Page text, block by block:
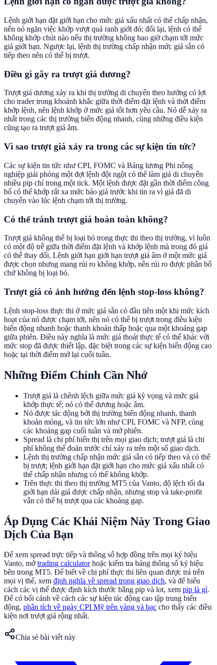
Lệnh giới hạn đặt giới hạn cho mức giá xấu nhất có thể chấp nhận,
nên nó ngăn việc khớp vượt quá ranh giới đó; đổi lại, lệnh có thể
không khớp chút nào nếu thị trường không bao giờ chạm tới mức
giá giới hạn. Ngược lại, lệnh thị trường chấp nhận mức giá sẵn có
tiếp theo nên có thể bị trượt.
Điều gì gây ra trượt giá dương?
Trượt giá dương xảy ra khi thị trường di chuyển theo hướng có lợi
cho trader trong khoảnh khắc giữa thời điểm đặt lệnh và thời điểm
khớp lệnh, nên lệnh khớp ở mức giá tốt hơn yêu cầu. Nó dễ xảy ra
nhất trong các thị trường biến động nhanh, cùng những điều kiện
cũng tạo ra trượt giá âm.
Vì sao trượt giá xảy ra trong các sự kiện tin tức?
Các sự kiện tin tức như CPI, FOMC và Bảng lương Phi nông
nghiệp giải phóng một đợt lệnh đột ngột có thể làm giá di chuyển
nhiều pip chỉ trong một tick. Một lệnh được đặt gần thời điểm công
bố có thể khớp rất xa mức báo giá trước khi tin ra vì giá đã di
chuyển vào lúc lệnh chạm tới thị trường.
Có thể tránh trượt giá hoàn toàn không?
Trượt giá không thể bị loại bỏ trong thực thi theo thị trường, vì luôn
có một độ trễ giữa thời điểm đặt lệnh và khớp lệnh mà trong đó giá
có thể thay đổi. Lệnh giới hạn giới hạn trượt giá âm ở một mức giá
được chọn nhưng mang rủi ro không khớp, nên rủi ro được phân bổ
chứ không bị loại bỏ.
Trượt giá có ảnh hưởng đến lệnh stop-loss không?
Lệnh stop-loss thực thi ở mức giá sẵn có đầu tiên một khi mức kích
hoạt của nó được chạm tới, nên nó có thể bị trượt trong điều kiện
biến động nhanh hoặc thanh khoản thấp hoặc qua một khoảng gap
giữa phiên. Điều này nghĩa là mức giá thoát thực tế có thể khác với
mức stop đã được thiết lập, đặc biệt trong các sự kiện biến động cao
hoặc tại thời điểm mở lại cuối tuần.
Những Điểm Chính Cần Nhớ
Trượt giá là chênh lệch giữa mức giá kỳ vọng và mức giá
khớp thực tế; nó có thể dương hoặc âm.
Nó được tác động bởi thị trường biến động nhanh, thanh
khoản mỏng, và tin tức lớn như CPI, FOMC và NFP, cùng
các khoảng gap cuối tuần và mở phiên.
Spread là chi phí hiển thị trên mọi giao dịch; trượt giá là chi
phí không thể đoán trước chỉ xảy ra trên một số giao dịch.
Lệnh thị trường chấp nhận mức giá sẵn có tiếp theo và có thể
bị trượt; lệnh giới hạn đặt giới hạn cho mức giá xấu nhất có
thể chấp nhận nhưng có thể không khớp.
Trên thực thi theo thị trường MT5 của Vanto, độ lệch tối đa
giới hạn dải giá được chấp nhận, nhưng stop và take-profit
vẫn có thể bị trượt qua các khoảng gap.
Áp Dụng Các Khái Niệm Này Trong Giao
Dịch Của Bạn
Để xem spread trực tiếp và thông số hợp đồng trên mọi ký hiệu
Vanto, mởtrading calculatorhoặc kiểm tra bảng thông số ký hiệu
bên trong MT5. Để biết về chi phí thực thi liên quan được trả trên
mọi vị thế, xem định nghĩa về spread trong giao dịch, và để hiểu
cách các vị thế được định kích thước bằng pip và lot, xem pip là gì.
Để có bối cảnh về cách các sự kiện tác động cao tập trung biến
động, phân tích về ngày CPI Mỹ trên vàng và bạc cho thấy các điều
kiện nơi trượt giá rộng nhất.
Chia sẻ bài viết này